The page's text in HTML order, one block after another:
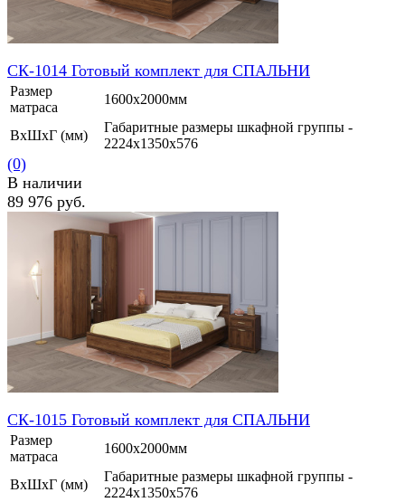
избранное сравнить
СК-1014 Готовый комплект для СПАЛЬНИ
Размер
матраса
1600х2000мм
ВхШхГ (мм)
Габаритные размеры шкафной группы -
2224х1350х576
(0)
В наличии
89 976 руб.
СК-1015 Готовый комплект для СПАЛЬНИ
Размер
матраса
1600х2000мм
ВхШхГ (мм)
Габаритные размеры шкафной группы -
2224х1350х576